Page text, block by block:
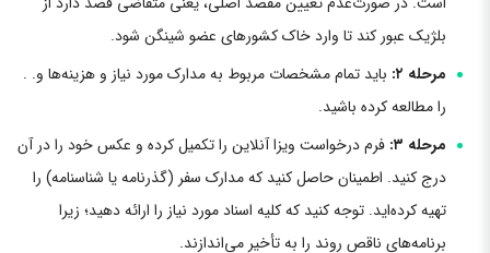
بلژیک عبور کند تا وارد خاک کشورهای عضو شینگن شود.
مرحله ۲:
باید تمام مشخصات مربوط به مدارک مورد نیاز و هزینه‌ها و. .
را مطالعه کرده باشید.
مرحله ۳:
فرم درخواست ویزا آنلاین را تکمیل کرده و عکس خود را در آن
درج کنید. اطمینان حاصل کنید که مدارک سفر (گذرنامه یا شناسنامه) را
تهیه کرده‌اید. توجه کنید که کلیه اسناد مورد نیاز را ارائه دهید؛ زیرا
برنامه‌های ناقص روند را به تأخیر می‌اندازند.